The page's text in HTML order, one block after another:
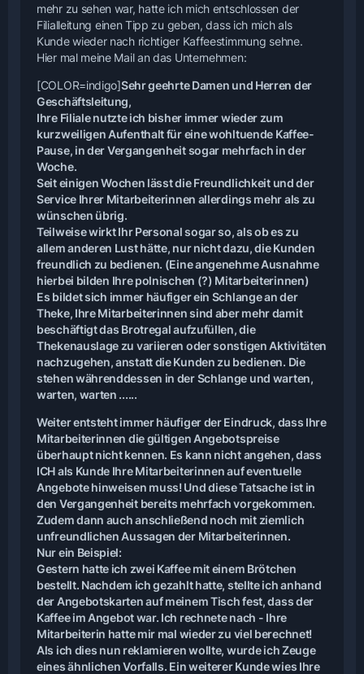
mehr zu sehen war, hatte ich mich entschlossen der
Filialleitung einen Tipp zu geben, dass ich mich als
Kunde wieder nach richtiger Kaffeestimmung sehne.
Hier mal meine Mail an das Unternehmen:
[COLOR=indigo]Sehr geehrte Damen und Herren der
Geschäftsleitung,
Ihre Filiale nutzte ich bisher immer wieder zum
kurzweiligen Aufenthalt für eine wohltuende Kaffee-
Pause, in der Vergangenheit sogar mehrfach in der
Woche.
Seit einigen Wochen lässt die Freundlichkeit und der
Service Ihrer Mitarbeiterinnen allerdings mehr als zu
wünschen übrig.
Teilweise wirkt Ihr Personal sogar so, als ob es zu
allem anderen Lust hätte, nur nicht dazu, die Kunden
freundlich zu bedienen. (Eine angenehme Ausnahme
hierbei bilden Ihre polnischen (?) Mitarbeiterinnen)
Es bildet sich immer häufiger ein Schlange an der
Theke, Ihre Mitarbeiterinnen sind aber mehr damit
beschäftigt das Brotregal aufzufüllen, die
Thekenauslage zu variieren oder sonstigen Aktivitäten
nachzugehen, anstatt die Kunden zu bedienen. Die
stehen währenddessen in der Schlange und warten,
warten, warten ......
Weiter entsteht immer häufiger der Eindruck, dass Ihre
Mitarbeiterinnen die gültigen Angebotspreise
überhaupt nicht kennen. Es kann nicht angehen, dass
ICH als Kunde Ihre Mitarbeiterinnen auf eventuelle
Angebote hinweisen muss! Und diese Tatsache ist in
den Vergangenheit bereits mehrfach vorgekommen.
Zudem dann auch anschließend noch mit ziemlich
unfreundlichen Aussagen der Mitarbeiterinnen.
Nur ein Beispiel:
Gestern hatte ich zwei Kaffee mit einem Brötchen
bestellt. Nachdem ich gezahlt hatte, stellte ich anhand
der Angebotskarten auf meinem Tisch fest, dass der
Kaffee im Angebot war. Ich rechnete nach - Ihre
Mitarbeiterin hatte mir mal wieder zu viel berechnet!
Als ich dies nun reklamieren wollte, wurde ich Zeuge
eines ähnlichen Vorfalls. Ein weiterer Kunde wies Ihre